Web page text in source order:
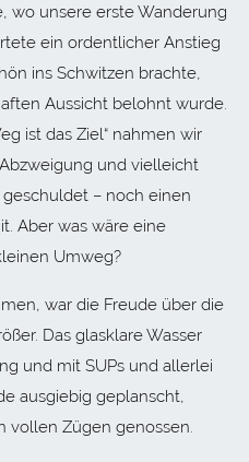
wo unsere erste Wanderung
ein ordentlicher Anstieg
ins Schwitzen brachte,
Aussicht belohnt wurde.
ist das Ziel“ nahmen wir
und vielleicht
– noch einen
Aber was wäre eine
Umweg?
war die Freude über die
Das glasklare Wasser
und mit SUPs und allerlei
ausgiebig geplanscht,
vollen Zügen genossen.